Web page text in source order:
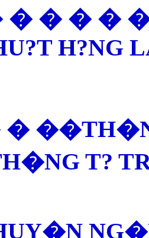
� � � � �
H?NG
� ��
T?